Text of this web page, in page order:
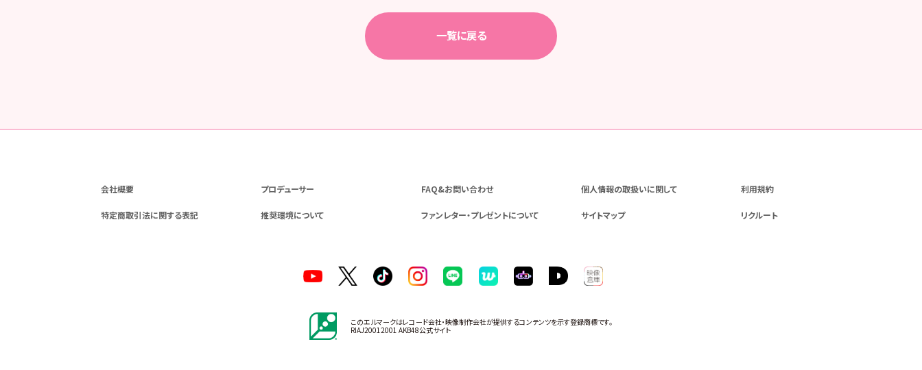
一覧に戻る
会社概要 プロデューサー FAQ&お問い合わせ 個人情報の取扱いに関して 利用規約
特定商取引法に関する表記 推奨環境について ファンレター・プレゼントについて サイトマップ リクルート
このエルマークはレコード会社・映像制作会社が提供するコンテンツを示す登録商標です。
RIAJ20012001 AKB48公式サイト